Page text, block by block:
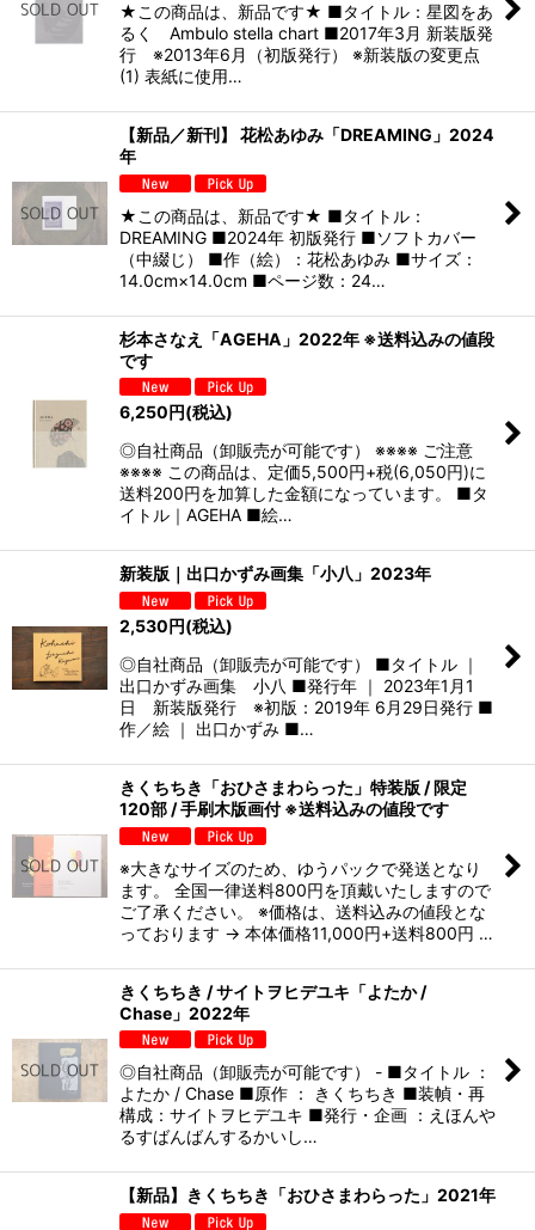
★この商品は、新品です★ ■タイトル：星図をあ
るく Ambulo stella chart ■2017年3月 新装版発
行 ※2013年6月（初版発行） ※新装版の変更点
(1) 表紙に使用…
【新品／新刊】 花松あゆみ「DREAMING」2024
年
★この商品は、新品です★ ■タイトル：
DREAMING ■2024年 初版発行 ■ソフトカバー
（中綴じ） ■作（絵）：花松あゆみ ■サイズ：
14.0cm×14.0cm ■ページ数：24…
杉本さなえ「AGEHA」2022年 ※送料込みの値段
です
6,250円(税込)
◎自社商品（卸販売が可能です） ※※※※ ご注意
※※※※ この商品は、定価5,500円+税(6,050円)に
送料200円を加算した金額になっています。 ■タ
イトル｜AGEHA ■絵…
新装版｜出口かずみ画集「小八」2023年
2,530円(税込)
◎自社商品（卸販売が可能です） ■タイトル ｜
出口かずみ画集 小八 ■発行年 ｜ 2023年1月1
日 新装版発行 ※初版：2019年 6月29日発行 ■
作／絵 ｜ 出口かずみ ■…
きくちちき「おひさまわらった」特装版 / 限定
120部 / 手刷木版画付 ※送料込みの値段です
※大きなサイズのため、ゆうパックで発送となり
ます。 全国一律送料800円を頂戴いたしますので
ご了承ください。 ※価格は、送料込みの値段とな
っております → 本体価格11,000円+送料800円 …
きくちちき / サイトヲヒデユキ「よたか /
Chase」2022年
◎自社商品（卸販売が可能です） - ■タイトル ：
よたか / Chase ■原作 ： きくちちき ■装幀・再
構成：サイトヲヒデユキ ■発行・企画 ：えほんや
るすばんばんするかいし…
【新品】きくちちき「おひさまわらった」2021年